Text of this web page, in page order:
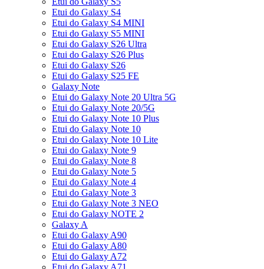
Etui do Galaxy S4
Etui do Galaxy S4 MINI
Etui do Galaxy S5 MINI
Etui do Galaxy S26 Ultra
Etui do Galaxy S26 Plus
Etui do Galaxy S26
Etui do Galaxy S25 FE
Galaxy Note
Etui do Galaxy Note 20 Ultra 5G
Etui do Galaxy Note 20/5G
Etui do Galaxy Note 10 Plus
Etui do Galaxy Note 10
Etui do Galaxy Note 10 Lite
Etui do Galaxy Note 9
Etui do Galaxy Note 8
Etui do Galaxy Note 5
Etui do Galaxy Note 4
Etui do Galaxy Note 3
Etui do Galaxy Note 3 NEO
Etui do Galaxy NOTE 2
Galaxy A
Etui do Galaxy A90
Etui do Galaxy A80
Etui do Galaxy A72
Etui do Galaxy A71